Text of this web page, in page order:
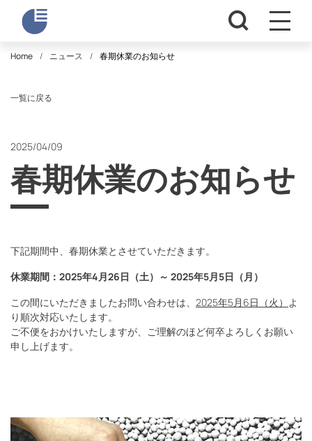
Home ニュース 春期休業のお知らせ
一覧に戻る
2025/04/09
春期休業のお知らせ
下記期間中、春期休業とさせていただきます。
休業期間：2025年4月26日（土）～ 2025年5月5日（月）
この間にいただきましたお問い合わせは、 2025年5月6日（火） よ
り順次対応いたします。
ご不便をおかけいたしますが、ご理解のほど何卒よろしくお願い
申し上げます。